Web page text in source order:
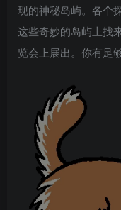
现的神秘岛屿。各个
这些奇妙的岛屿上找
览会上展出。你有足